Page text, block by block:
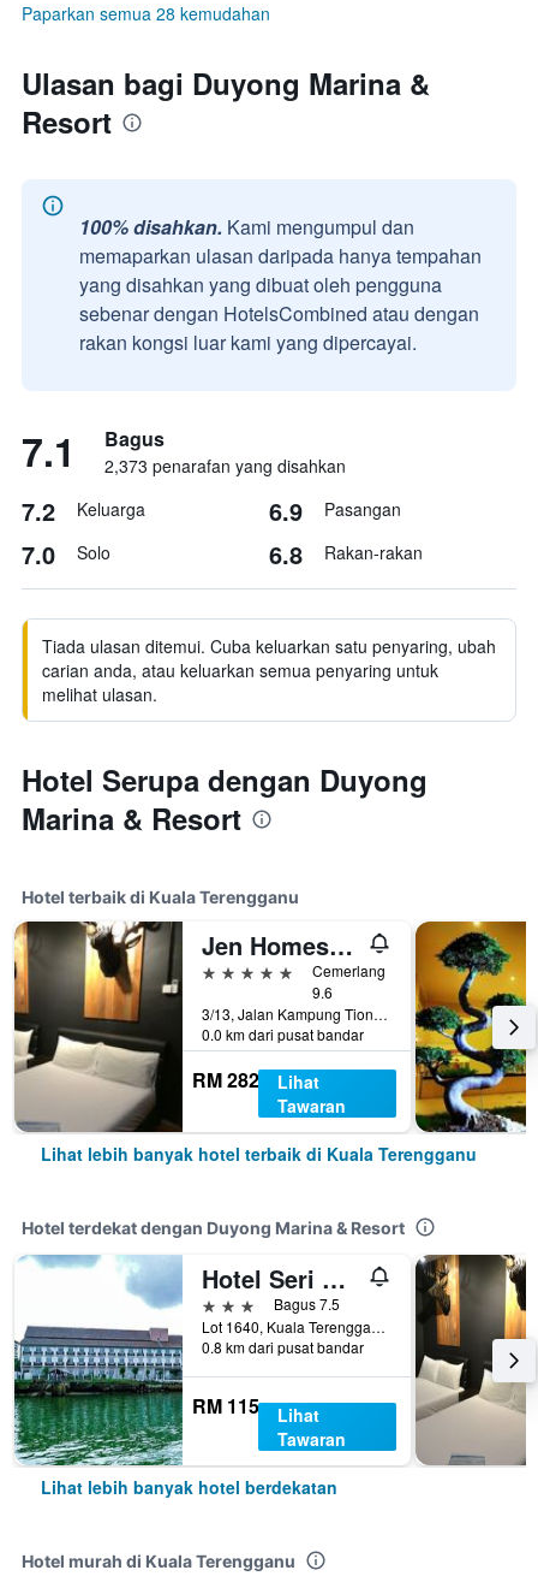
Paparkan semua 28 kemudahan
Ulasan bagi Duyong Marina &
Resort
100% disahkan. Kami mengumpul dan
memaparkan ulasan daripada hanya tempahan
yang disahkan yang dibuat oleh pengguna
sebenar dengan HotelsCombined atau dengan
rakan kongsi luar kami yang dipercayai.
7.1 Bagus
2,373 penarafan yang disahkan
7.2 Keluarga 6.9 Pasangan
7.0 Solo 6.8 Rakan-rakan
Tiada ulasan ditemui. Cuba keluarkan satu penyaring, ubah
carian anda, atau keluarkan semua penyaring untuk
melihat ulasan.
Hotel Serupa dengan Duyong
Marina & Resort
Hotel terbaik di Kuala Terengganu
Jen Homestay
5 bintang
Cemerlang
9.6
3/13, Jalan Kampung Tiong, Pangsapuri Kampung Tiong, Kuala Terengganu, Terengganu., Kuala Terengganu, Malaysia
0.0 km dari pusat bandar
RM 282
Lihat
Tawaran
Lihat lebih banyak hotel terbaik di Kuala Terengganu
Hotel terdekat dengan Duyong Marina & Resort
Hotel Seri Malaysia Kuala Terengganu
3 bintangBagus 7.5
Lot 1640, Kuala Terengganu, Malaysia
0.8 km dari pusat bandar
RM 115
Lihat
Tawaran
Lihat lebih banyak hotel berdekatan
Hotel murah di Kuala Terengganu